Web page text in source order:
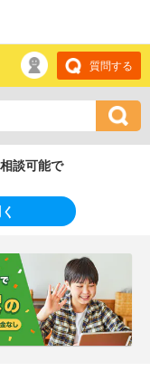
質問する
談可能で